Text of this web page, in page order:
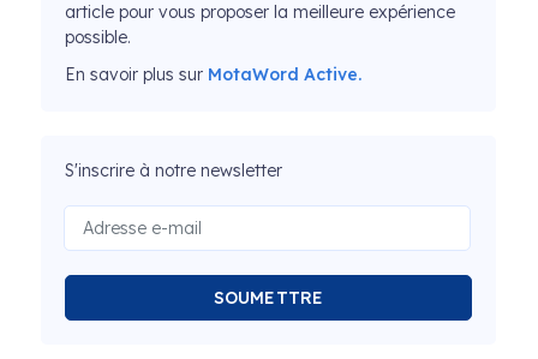
article pour vous proposer la meilleure expérience
possible.
En savoir plus sur MotaWord Active.
S'inscrire à notre newsletter
SOUMETTRE